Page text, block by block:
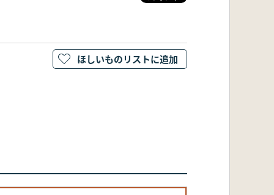
ほしいものリストに追加